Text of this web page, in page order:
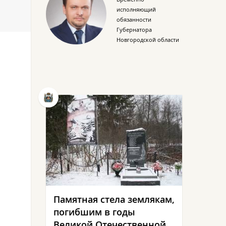
исполняющий
обязанности
Губернатора
Новгородской области
Памятная стела землякам,
погибшим в годы